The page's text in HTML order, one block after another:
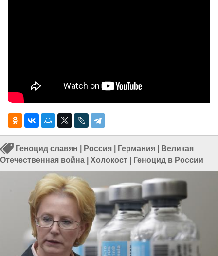
Геноцид славян Россия Германия
Великая
Отечественная война
Холокост Геноцид в России